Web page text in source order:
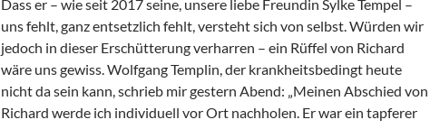
Dass er – wie seit 2017 seine, unsere liebe Freundin Sylke Tempel –
uns fehlt, ganz entsetzlich fehlt, versteht sich von selbst. Würden wir
jedoch in dieser Erschütterung verharren – ein Rüffel von Richard
wäre uns gewiss. Wolfgang Templin, der krankheitsbedingt heute
nicht da sein kann, schrieb mir gestern Abend: „Meinen Abschied von
Richard werde ich individuell vor Ort nachholen. Er war ein tapferer